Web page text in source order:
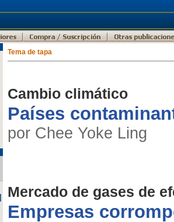
Tema de tapa
Cambio climático
Países
por Chee Yoke Ling
Mercado de gases de
Empresas